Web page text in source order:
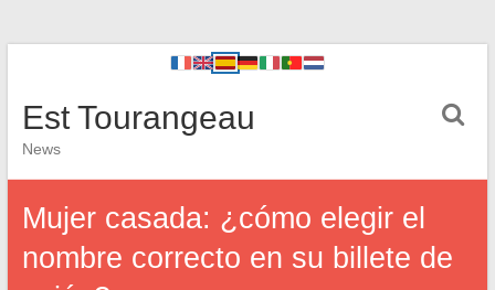
Est Tourangeau
News
Mujer casada: ¿cómo elegir el
nombre correcto en su billete de